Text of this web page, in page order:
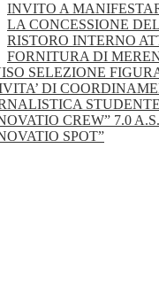
INVITO A
LA CONCESSIONE
RISTORO INTERNO
FORNITURA DI
SELEZIONE
DI
CREW” 7.0
SPOT”